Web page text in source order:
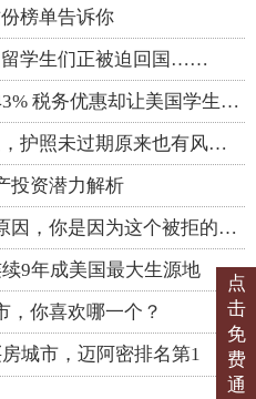
榜单告诉你
留学生们正被迫回国……
美国大学学费涨幅高达243% 税务优惠却让美国学生更受益
华人入境美国当场被遣返，护照未过期原来也有风险！
投资潜力解析
美国签证被拒的7大常见原因，你是因为这个被拒的吗？
9年成美国最大生源地
，你喜欢哪一个？
城市，迈阿密排名第1
点
击
免
费
通